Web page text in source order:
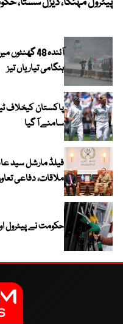
آئندہ 48
ہنگامی تیاریاں تیز
سامنے آ گیا
فیلڈ مارشل سید
ملاقات، دفاعی
حکومت نے پیٹرول